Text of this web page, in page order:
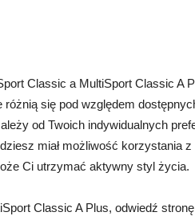
Classic a MultiSport Classic A
się pod względem
od Twoich indywidualnych
miał możliwość korzystania
Ci utrzymać aktywny styl życia.
Classic A Plus, odwiedź